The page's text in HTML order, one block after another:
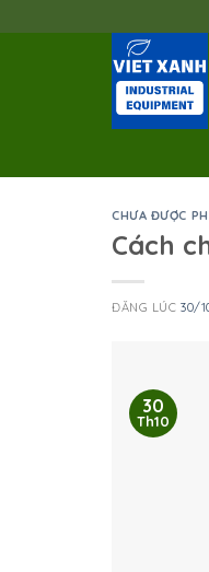
to
CHƯA ĐƯỢC
Cách
ĐĂNG LÚC30/
30
Th10